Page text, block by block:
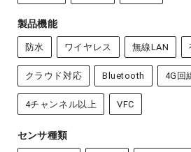
製品機能
防水 ワイヤレス 無線LAN
クラウド対応 Bluetooth 4G回
4チャンネル以上 VFC
センサ種類